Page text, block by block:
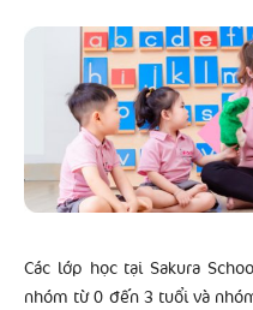
Các lớp học tại Sakura
nhóm từ 0 đến 3 tuổi và